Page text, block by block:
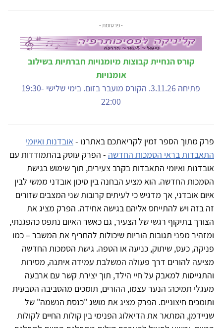
- פרסומת -
קורס הנחיית קבוצות מיומנויות חברתיות בשילוב
אומנויות
פתיחה 3.11.26. הקורס מועבר בזום. בימי שלישי 19:30-
22:00
פרק מתוך הספר זמין לקריאתכם באתרנו -אובדנות ואיומי
התאבדות בראי הסמכות החדשה - הפרק עוסק בהתמודדות עם
אובדנות ואיומי התאבדות בקרב צעירים, תוך שימוש בגישת
הסמכות החדשה. הוא מציע הבחנה בין סיכון אובדני ממשי לבין
איום אובדני, אך מדגיש כי לעיתים קרובות שני המצבים שזורים
זה בזה ויש להתייחס אליהם בגישה אחידה. הפרק מציג את
הצורך בתיקוף רגשי של הצעיר, גם כאשר האיום נתפס כהפגנתי,
ומזהיר מפני תגובות הוריות שיכולות להחריף את המשבר – כמו
פניקה, כעס, שיתוק, כניעה או הטפה. גישת הסמכות החדשה
מציעה להורים דרך פעולה המשלבת עמידה איתנה, מסירות
והתגייסות למאבק על חיי הילד, תוך יצירת קשר עם ארבעה
מעגלי תמיכה: הנער עצמו, ההורים, תומכים מהסביבה הטבעית
ותומכים חיצוניים. הפרק מציג את מושג "כנסת הנשמה" של
שניידמן, המתאר את הדיאלוג הפנימי בין קולות החיים לקולות